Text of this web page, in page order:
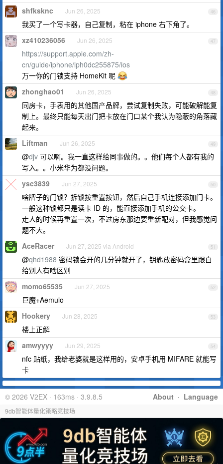
46
shfksknc Jun 26, 2025
我买了一个写卡器，自己复制，粘在 iphone 右下角了。
47
xz410236056 Jun 26, 2025
https://support.apple.com/zh-
cn/guide/iphone/iph0dc255875/ios
万一你的门锁支持 HomeKit 呢
48
zhonghao01 Jun 26, 2025
同房卡，手表用的其他国产品牌，尝试复制失败，可能破解能复
制上。最终只能每天出门把卡放在门口某个我认为隐蔽的角落藏
起来。
49
Liftman Jun 26, 2025
@djv 可以啊。我一直这样给同事做的。。他们每个人都有我的
写入。。小米华为都没问题。
50
ysc3839 Jun 27, 2025
啥牌子的门锁？拆锁按重置按钮，然后自己手机连接添加门卡。
一般这种锁都只是读卡 ID 的，能直接添加手机的公交卡。
走人的时候再重置一次，不过房东那边要重新配对，但我感觉问
题不大。
51
AceRacer Jun 27, 2025 via Android
@qhd1988 密码锁会开的几分钟就开了，钥匙放密码盒里跟白
给别人有啥区别
52
momo65535 Jun 27, 2025
巨魔+Aemulo
53
Hookery Jun 28, 2025
楼上正解
54
amwyyyy Jun 29, 2025
nfc 贴纸，我给老婆就是这样用的，安卓手机用 MIFARE 就能写
卡
About · Language
© 2026 V2EX · 163ms · 3.9.8.5
9db智能体量化策略竞技场